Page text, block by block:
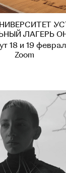
ЛАГЕРЬ
18 и 19
Zoom